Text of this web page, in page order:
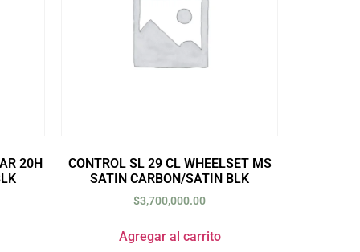
20H
CONTROL SL 29 CL WHEELSET MS
SATIN CARBON/SATIN BLK
$3,700,000.00
Agregar al carrito